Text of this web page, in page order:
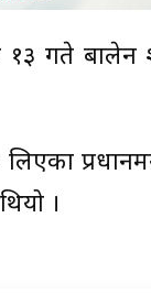
गते बालेन
।